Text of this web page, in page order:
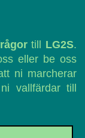
till LG2S.
eller be oss
ni marcherar
vallfärdar till